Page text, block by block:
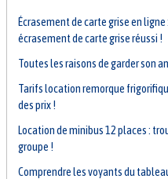
Écrasement de carte grise en
écrasement de carte grise réussi !
Toutes les raisons de garder son
Tarifs location remorque
des prix !
Location de minibus 12 places :
groupe !
Comprendre les voyants du